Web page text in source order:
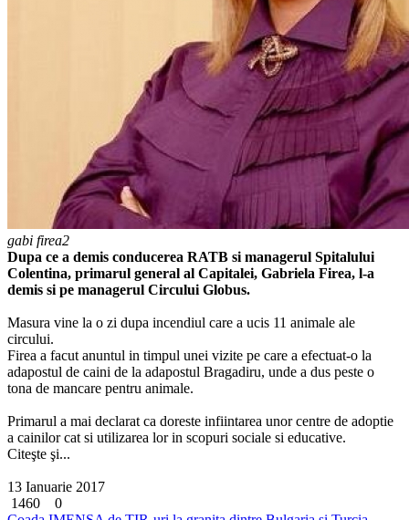
gabi firea2
Dupa ce a demis conducerea RATB si managerul Spitalului
Colentina, primarul general al Capitalei, Gabriela Firea, l-a
demis si pe managerul Circului Globus.
Masura vine la o zi dupa incendiul care a ucis 11 animale ale
circului.
Firea a facut anuntul in timpul unei vizite pe care a efectuat-o la
adapostul de caini de la adapostul Bragadiru, unde a dus peste o
tona de mancare pentru animale.
Primarul a mai declarat ca doreste infiintarea unor centre de adoptie
a cainilor cat si utilizarea lor in scopuri sociale si educative.
Citeşte şi...
13 Ianuarie 2017
1460
0